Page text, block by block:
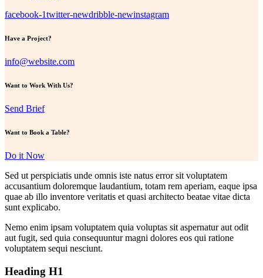
facebook-1twitter-newdribble-newinstagram
Have a Project?
info@website.com
Want to Work With Us?
Send Brief
Want to Book a Table?
Do it Now
Sed ut perspiciatis unde omnis iste natus error sit voluptatem
accusantium doloremque laudantium, totam rem aperiam, eaque ipsa
quae ab illo inventore veritatis et quasi architecto beatae vitae dicta
sunt explicabo.
Nemo enim ipsam voluptatem quia voluptas sit aspernatur aut odit
aut fugit, sed quia consequuntur magni dolores eos qui ratione
voluptatem sequi nesciunt.
Heading H1